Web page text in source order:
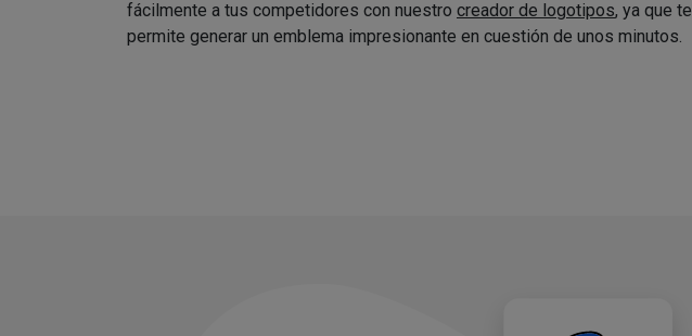
fácilmente a tus competidores con nuestro creador de logotipos, ya que te
permite generar un emblema impresionante en cuestión de unos minutos.